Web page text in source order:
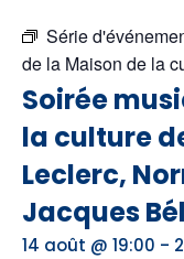
Série
de la Maison de la
Soirée
la culture
Leclerc,
Jacques
14 août @ 19:00 -